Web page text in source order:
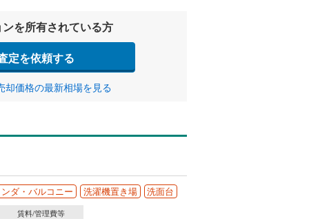
を所有されている方
定を依頼する
却価格の最新相場を見る
ダ・バルコニー 洗濯機置き場 洗面台
賃料/管理費等